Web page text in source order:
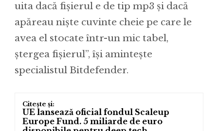
uita dacă fișierul e de tip mp3 și dacă
apăreau niște cuvinte cheie pe care le
avea el stocate într-un mic tabel,
ștergea fișierul”, își amintește
specialistul Bitdefender.
UE lansează oficial fondul Scaleup
Europe Fund. 5 miliarde de euro